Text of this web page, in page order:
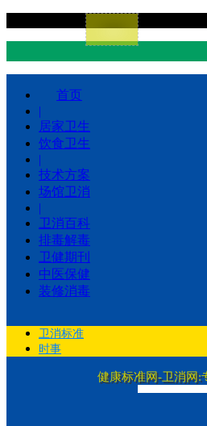
首页
|
居家卫生
饮食卫生
|
技术方案
场馆卫消
|
卫消百科
排毒解毒
卫健期刊
中医保健
装修消毒
卫消标准
时事
健康标准网-卫消